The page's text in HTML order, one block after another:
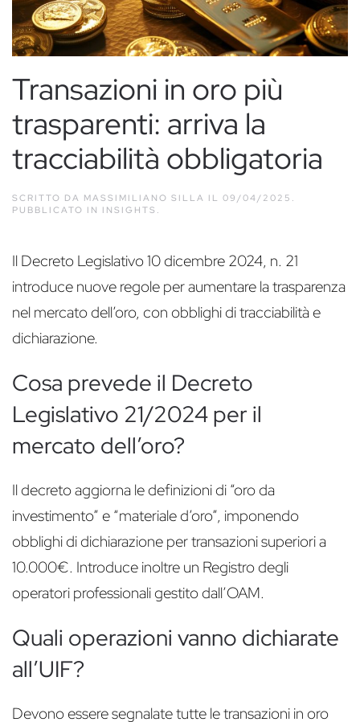
Transazioni in oro più
trasparenti: arriva la
tracciabilità obbligatoria
SCRITTO DA MASSIMILIANO SILLA IL 09/04/2025
PUBBLICATO IN INSIGHTS
Il Decreto Legislativo 10 dicembre 2024, n. 21
introduce nuove regole per aumentare la trasparenza
nel mercato dell’oro, con obblighi di tracciabilità e
dichiarazione.
Cosa prevede il Decreto
Legislativo 21/2024 per il
mercato dell’oro?
Il decreto aggiorna le definizioni di “oro da
investimento” e “materiale d’oro”, imponendo
obblighi di dichiarazione per transazioni superiori a
10.000€. Introduce inoltre un Registro degli
operatori professionali gestito dall’OAM.
Quali operazioni vanno dichiarate
all’UIF?
Devono essere segnalate tutte le transazioni in oro